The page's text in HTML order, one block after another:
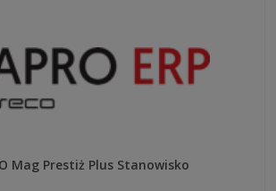
Mag Prestiż Plus Stanowisko